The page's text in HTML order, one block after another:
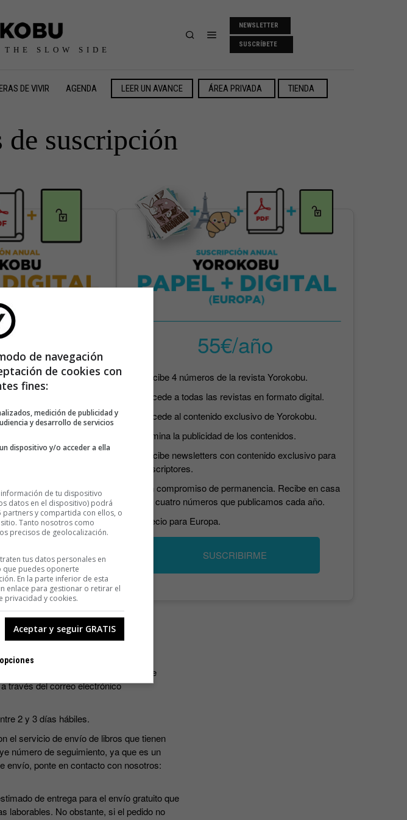
SLOW SIDE
NEWSLETTER
SUSCRÍBETE
DE VIVIR AGENDA LEER UN AVANCE ÁREA PRIVADA TIENDA
de suscripción
año
Yorokobu.
en formato digital.
de Yorokobu.
exclusivo para
Recibe en casa
cada año.
Baleares.
55€/año
Recibe 4 números de la revista Yorokobu.
Accede a todas las revistas en formato digital.
Accede al contenido exclusivo de Yorokobu.
Elimina la publicidad de los contenidos.
Recibe newsletters con contenido exclusivo para
suscriptores.
Sin compromiso de permanencia. Recibe en casa
los cuatro números que publicamos cada año.
Precio para Europa.
SUSCRIBIRME
que se editan al año. Las fechas de
través del correo electrónico
2 y 3 días hábiles.
el servicio de envío de libros que tienen
número de seguimiento, ya que es un
envío, ponte en contacto con nosotros:
de entrega para el envío gratuito que
laborables. No obstante, si el pedido no
de navegación
de cookies con
fines:
medición de publicidad y
y desarrollo de servicios
dispositivo y/o acceder a ella
de tu dispositivo
datos en el dispositivo) podrá
y compartida con ellos, o
Tanto nosotros como
precisos de geolocalización.
tus datos personales en
que puedes oponerte
En la parte inferior de esta
enlace para gestionar o retirar el
privacidad y cookies.
Aceptar y seguir GRATIS